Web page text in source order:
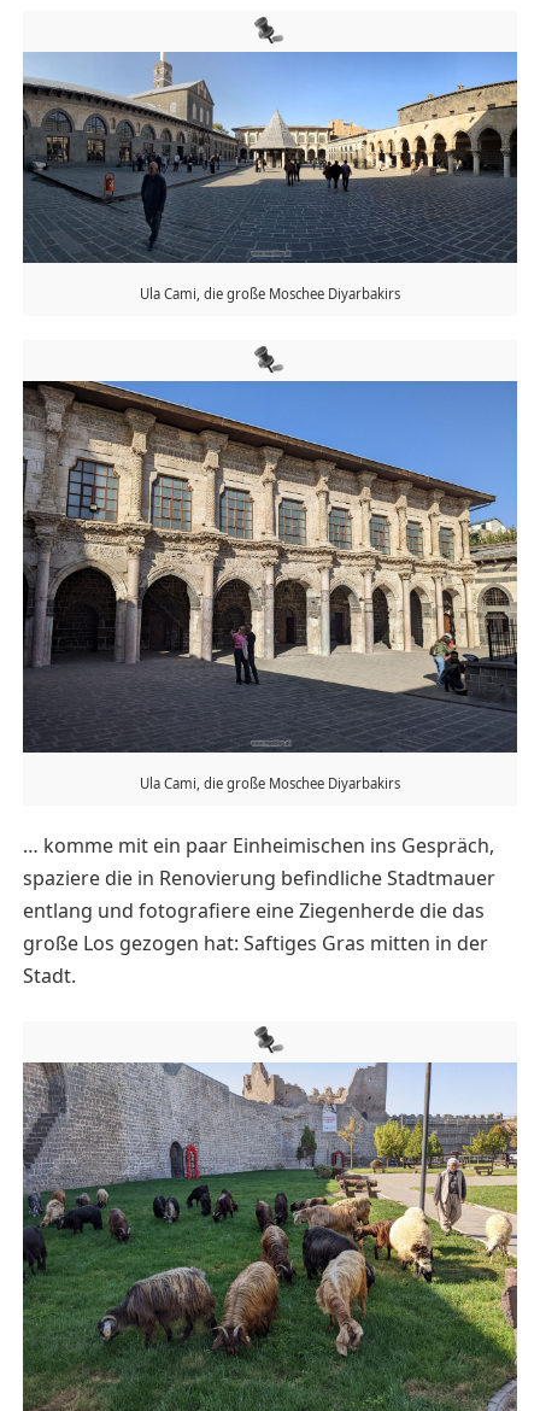
Ula Cami, die große Moschee Diyarbakirs
Ula Cami, die große Moschee Diyarbakirs
… komme mit ein paar Einheimischen ins Gespräch,
spaziere die in Renovierung befindliche Stadtmauer
entlang und fotografiere eine Ziegenherde die das
große Los gezogen hat: Saftiges Gras mitten in der
Stadt.